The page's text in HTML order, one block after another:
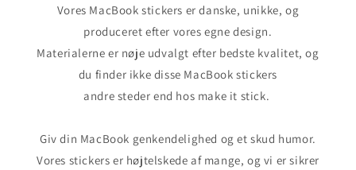
Vores MacBook stickers er danske, unikke, og
produceret efter vores egne design.
Materialerne er nøje udvalgt efter bedste kvalitet, og
du finder ikke disse MacBook stickers
andre steder end hos make it stick.
Giv din MacBook genkendelighed og et skud humor.
Vores stickers er højtelskede af mange, og vi er sikrer